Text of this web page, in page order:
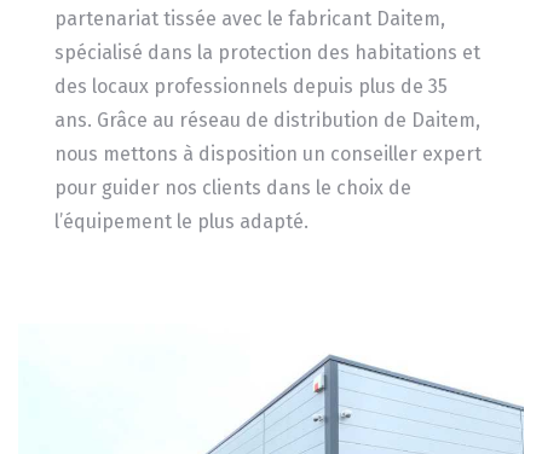
partenariat tissée avec le fabricant Daitem,
spécialisé dans la protection des habitations et
des locaux professionnels depuis plus de 35
ans. Grâce au réseau de distribution de Daitem,
nous mettons à disposition un conseiller expert
pour guider nos clients dans le choix de
l’équipement le plus adapté.